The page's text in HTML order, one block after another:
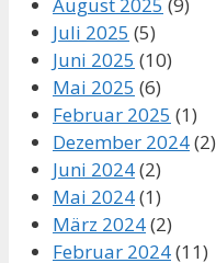
August 2025 (9)
Juli 2025 (5)
Juni 2025 (10)
Mai 2025 (6)
Februar 2025 (1)
Dezember 2024(2)
Juni 2024(2)
Mai 2024(1)
März 2024(2)
Februar 2024(11)